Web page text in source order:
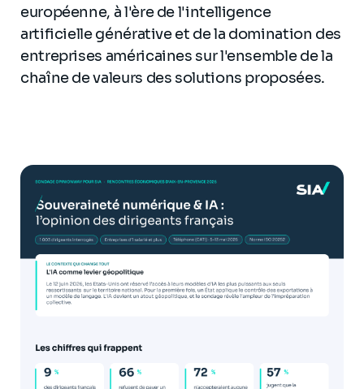
européenne, à l'ère de l'intelligence
artificielle générative et de la domination des
entreprises américaines sur l'ensemble de la
chaîne de valeurs des solutions proposées.